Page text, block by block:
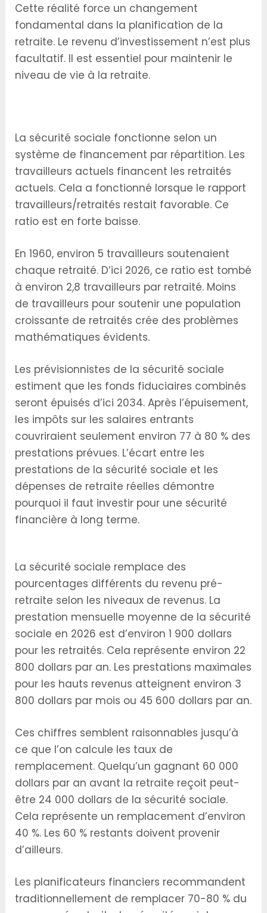
Cette réalité force un changement
fondamental dans la planification de la
retraite. Le revenu d’investissement n’est plus
facultatif. Il est essentiel pour maintenir le
niveau de vie à la retraite.
La sécurité sociale fonctionne selon un
système de financement par répartition. Les
travailleurs actuels financent les retraités
actuels. Cela a fonctionné lorsque le rapport
travailleurs/retraités restait favorable. Ce
ratio est en forte baisse.
En 1960, environ 5 travailleurs soutenaient
chaque retraité. D’ici 2026, ce ratio est tombé
à environ 2,8 travailleurs par retraité. Moins
de travailleurs pour soutenir une population
croissante de retraités crée des problèmes
mathématiques évidents.
Les prévisionnistes de la sécurité sociale
estiment que les fonds fiduciaires combinés
seront épuisés d’ici 2034. Après l’épuisement,
les impôts sur les salaires entrants
couvriraient seulement environ 77 à 80 % des
prestations prévues. L’écart entre les
prestations de la sécurité sociale et les
dépenses de retraite réelles démontre
pourquoi il faut investir pour une sécurité
financière à long terme.
La sécurité sociale remplace des
pourcentages différents du revenu pré-
retraite selon les niveaux de revenus. La
prestation mensuelle moyenne de la sécurité
sociale en 2026 est d’environ 1 900 dollars
pour les retraités. Cela représente environ 22
800 dollars par an. Les prestations maximales
pour les hauts revenus atteignent environ 3
800 dollars par mois ou 45 600 dollars par an.
Ces chiffres semblent raisonnables jusqu’à
ce que l’on calcule les taux de
remplacement. Quelqu’un gagnant 60 000
dollars par an avant la retraite reçoit peut-
être 24 000 dollars de la sécurité sociale.
Cela représente un remplacement d’environ
40 %. Les 60 % restants doivent provenir
d’ailleurs.
Les planificateurs financiers recommandent
traditionnellement de remplacer 70-80 % du